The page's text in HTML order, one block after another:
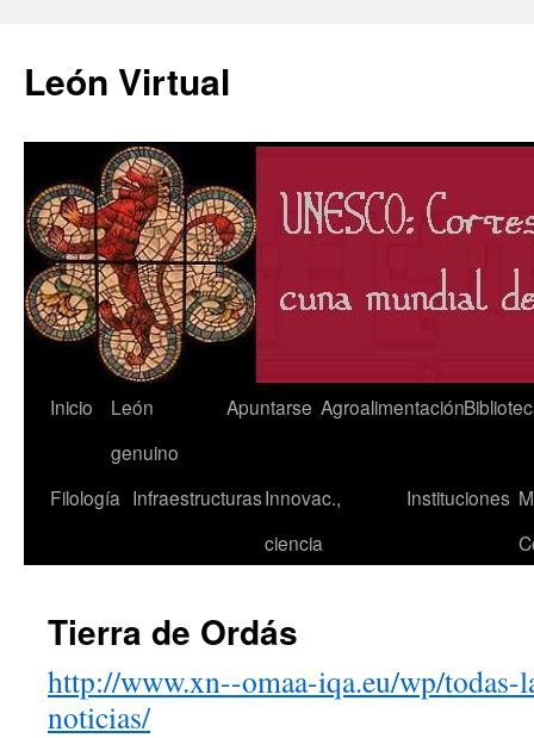
León Virtual
Saltar
contenido
Inicio
León
genuino
Apuntarse Agroalimentación
Filología InfraestructurasInnovac.,
ciencia
Instituciones
Tierra de Ordás
http://www.xn--omaa-iqa.eu/wp/todas-
noticias/